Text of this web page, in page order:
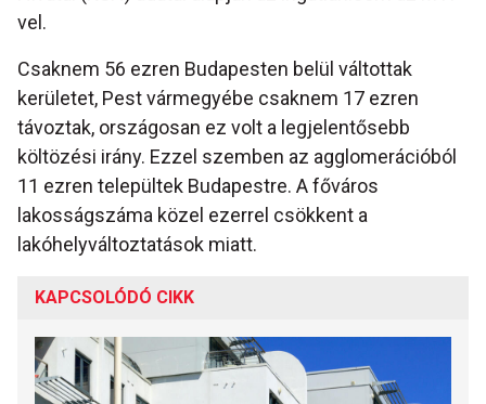
vel.
Csaknem 56 ezren Budapesten belül váltottak
kerületet, Pest vármegyébe csaknem 17 ezren
távoztak, országosan ez volt a legjelentősebb
költözési irány. Ezzel szemben az agglomerációból
11 ezren települtek Budapestre. A főváros
lakosságszáma közel ezerrel csökkent a
lakóhelyváltoztatások miatt.
KAPCSOLÓDÓ CIKK